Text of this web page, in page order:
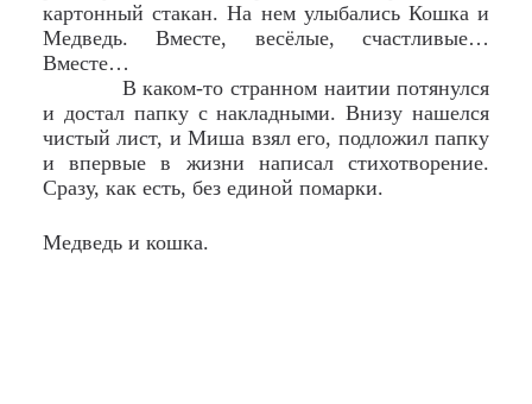
картонный стакан. На нем улыбались Кошка и
Медведь. Вместе, весёлые, счастливые…
Вместе…
В каком-то странном наитии потянулся
и достал папку с накладными. Внизу нашелся
чистый лист, и Миша взял его, подложил папку
и впервые в жизни написал стихотворение.
Сразу, как есть, без единой помарки.
Медведь и кошка.